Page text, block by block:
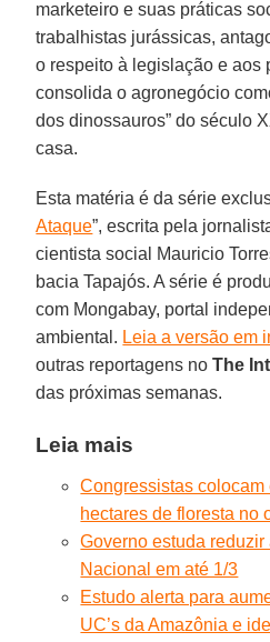
marketeiro e suas práticas
trabalhistas jurássicas,
o respeito à legislação e aos
consolida o agronegócio
dos dinossauros” do século
casa.
Esta matéria é da série
Ataque”, escrita pela
cientista social Mauricio
bacia Tapajós. A série é
com Mongabay, portal
ambiental. Leia a versão em
outras reportagens no The
das próximas semanas.
Leia mais
Congressistas
hectares de floresta no
Governo estuda
Nacional em até 1/3
Estudo alerta para
UC’s da Amazônia e